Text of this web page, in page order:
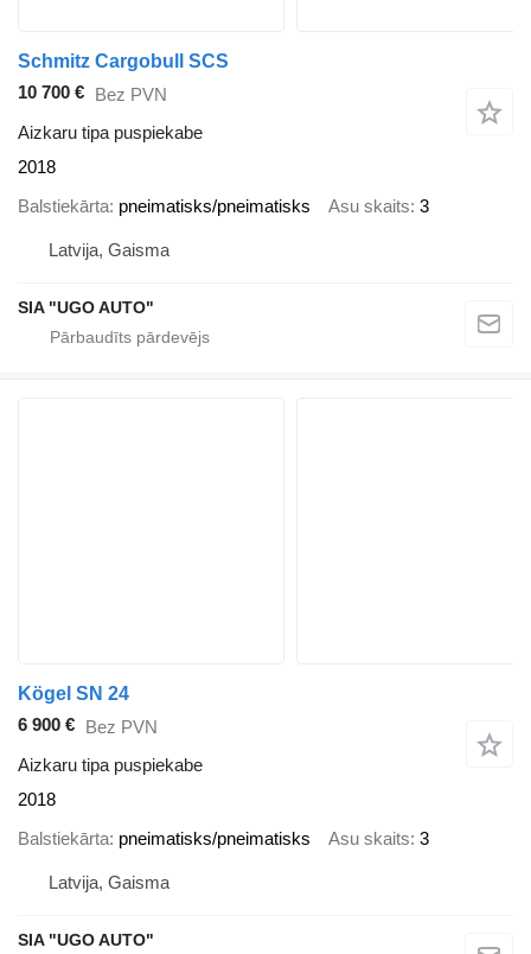
Schmitz Cargobull SCS
10 700 € Bez PVN
Aizkaru tipa puspiekabe
2018
Balstiekārta pneimatisks/pneimatisks Asu skaits 3
Latvija, Gaisma
SIA "UGO AUTO"
Kögel SN 24
6 900 € Bez PVN
Aizkaru tipa puspiekabe
2018
Balstiekārta pneimatisks/pneimatisks Asu skaits 3
Latvija, Gaisma
SIA "UGO AUTO"